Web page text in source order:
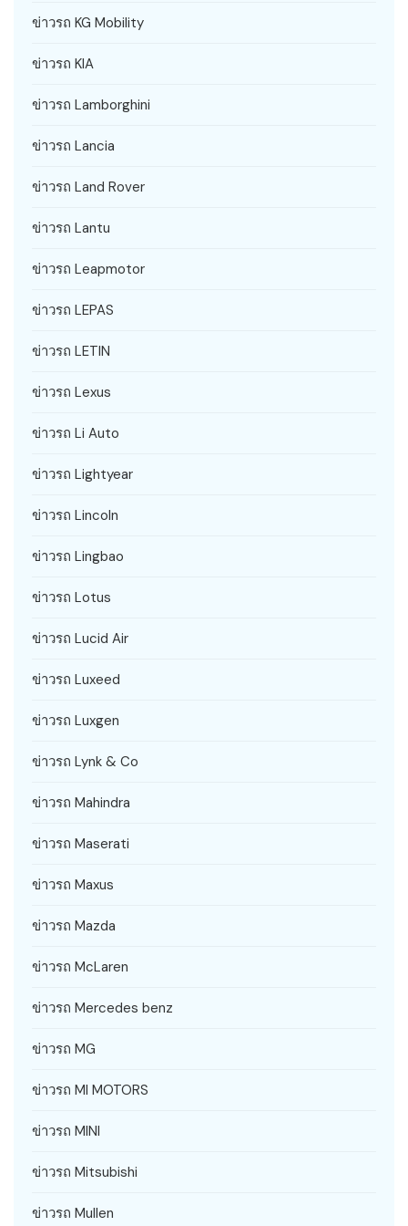
ข่าวรถ KG Mobility
ข่าวรถ KIA
ข่าวรถ Lamborghini
ข่าวรถ Lancia
ข่าวรถ Land Rover
ข่าวรถ Lantu
ข่าวรถ Leapmotor
ข่าวรถ LEPAS
ข่าวรถ LETIN
ข่าวรถ Lexus
ข่าวรถ Li Auto
ข่าวรถ Lightyear
ข่าวรถ Lincoln
ข่าวรถ Lingbao
ข่าวรถ Lotus
ข่าวรถ Lucid Air
ข่าวรถ Luxeed
ข่าวรถ Luxgen
ข่าวรถ Lynk & Co
ข่าวรถ Mahindra
ข่าวรถ Maserati
ข่าวรถ Maxus
ข่าวรถ Mazda
ข่าวรถ McLaren
ข่าวรถ Mercedes benz
ข่าวรถ MG
ข่าวรถ MI MOTORS
ข่าวรถ MINI
ข่าวรถ Mitsubishi
ข่าวรถ Mullen